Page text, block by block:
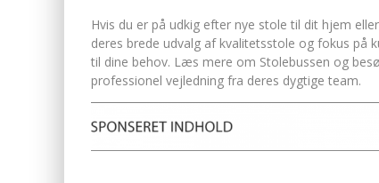
Hvis du er på udkig efter nye stole til dit hjem
deres brede udvalg af kvalitetsstole og fokus på
til dine behov. Læs mere om Stolebussen og
professionel vejledning fra deres dygtige team.